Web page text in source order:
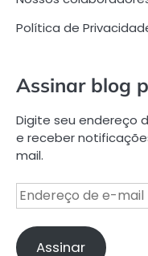
Política de
Assinar blog
Digite seu endereço
e receber
mail.
Endereço
de
e-
mailAssinar